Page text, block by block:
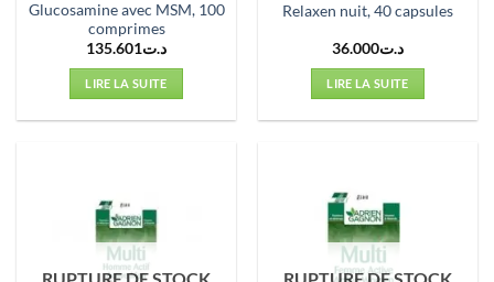
Glucosamine avec MSM, 100
comprimes
د.ت135.601
LIRE LA SUITE
Relaxen nuit, 40 capsules
د.ت36.000
LIRE LA SUITE